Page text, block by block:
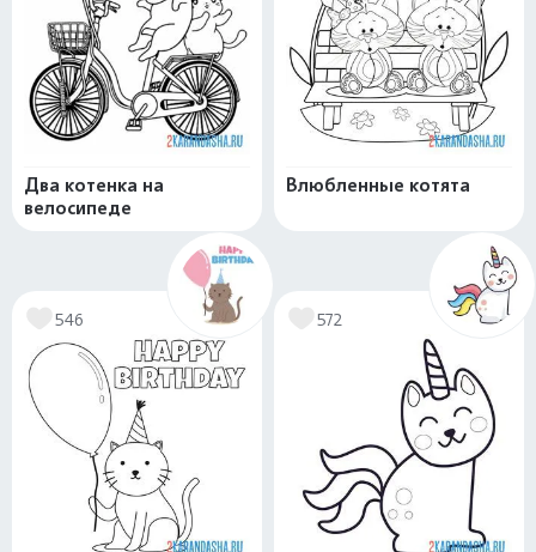
Два котенка на
велосипеде
Влюбленные котята
546 572